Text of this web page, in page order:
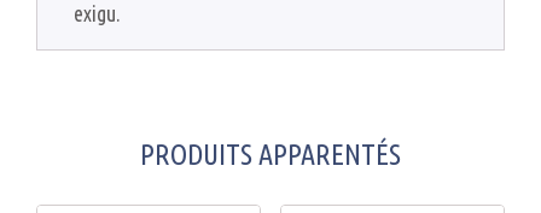
exigu.
PRODUITS APPARENTÉS